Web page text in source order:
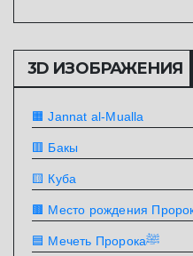
3D ИЗОБРАЖЕНИЯ
🟧 Jannat al-Mualla
🟥 Бакы
🟨 Куба
🟦 Мечеть Пророкаﷺ